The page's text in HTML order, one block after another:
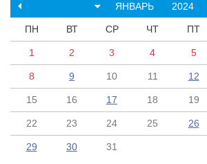
ЯНВАРЬ 2024
ПН ВТ СР ЧТ ПТ
1 2 3 4 5
8 9 10 11 12
15 16 17 18 19
22 23 24 25 26
29 30 31